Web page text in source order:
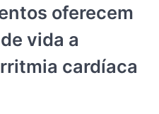
oferecem
vida a
cardíaca